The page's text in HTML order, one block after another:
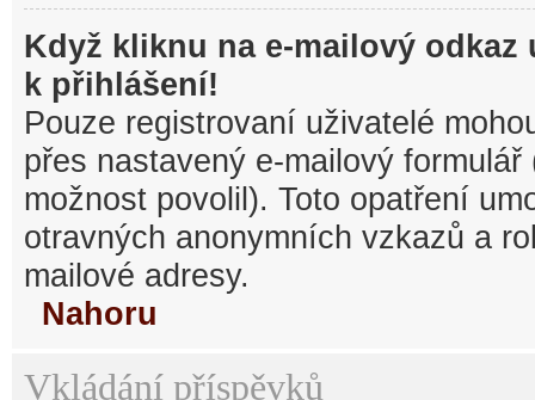
Když kliknu na e-mailový odkaz
k přihlášení!
Pouze registrovaní uživatelé
přes nastavený e-mailový
možnost povolil). Toto opatření
otravných anonymních vzkazů a
mailové adresy.
Nahoru
Vkládání příspěvků